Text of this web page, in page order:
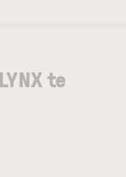
te